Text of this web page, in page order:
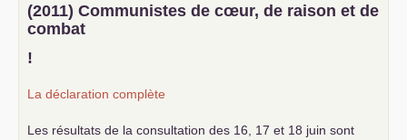
(2011) Communistes de cœur, de raison et de
combat
!
La déclaration complète
Les résultats de la consultation des 16, 17 et 18 juin sont